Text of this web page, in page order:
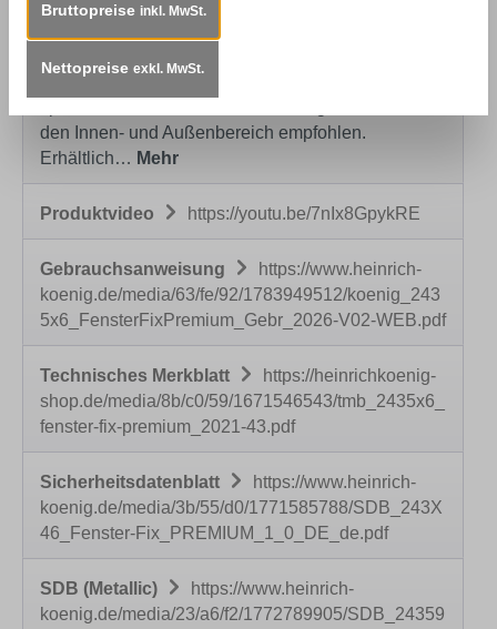
Beschreibung
den Innen- und Außenbereich empfohlen.
Erhältlich… Mehr
Produktvideo https://youtu.be/7nIx8GpykRE
Gebrauchsanweisung
https://www.heinrich-
koenig.de/media/63/fe/92/1783949512/koenig_243
5x6_FensterFixPremium_Gebr_2026-V02-WEB.pdf
Technisches Merkblatt
https://heinrichkoenig-
shop.de/media/8b/c0/59/1671546543/tmb_2435x6_
fenster-fix-premium_2021-43.pdf
Sicherheitsdatenblatt
https://www.heinrich-
koenig.de/media/3b/55/d0/1771585788/SDB_243X
46_Fenster-Fix_PREMIUM_1_0_DE_de.pdf
SDB (Metallic)
https://www.heinrich-
koenig.de/media/23/a6/f2/1772789905/SDB_24359
Bruttopreise inkl. MwSt.
Nettopreise exkl. MwSt.